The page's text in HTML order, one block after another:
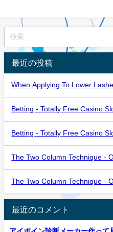
最近の投稿
When Applying To Lower
Betting - Totally Free Casino
Betting - Totally Free Casino
The Two Column Technique -
The Two Column Technique -
最近のコメント